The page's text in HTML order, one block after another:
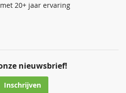
nieuwsbrief!
Inschrijven
20+ jaar ervaring